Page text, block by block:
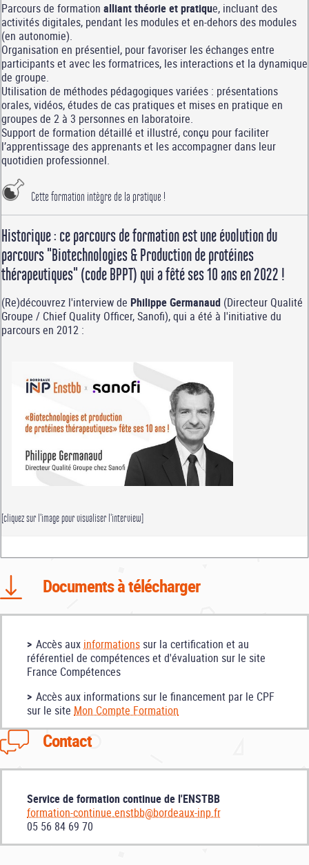
Parcours de formation alliant théorie et pratique, incluant des
activités digitales, pendant les modules et en-dehors des modules
(en autonomie).
Organisation en présentiel, pour favoriser les échanges entre
participants et avec les formatrices, les interactions et la dynamique
de groupe.
Utilisation de méthodes pédagogiques variées : présentations
orales, vidéos, études de cas pratiques et mises en pratique en
groupes de 2 à 3 personnes en laboratoire.
Support de formation détaillé et illustré, conçu pour faciliter
l’apprentissage des apprenants et les accompagner dans leur
quotidien professionnel.
Cette formation intègre de la pratique !
Historique : ce parcours de formation est une évolution du
parcours "Biotechnologies & Production de protéines
thérapeutiques" (code BPPT) qui a fêté ses 10 ans en 2022 !
(Re)découvrez l'interview de Philippe Germanaud (Directeur Qualité
Groupe / Chief Quality Officer, Sanofi), qui a été à l'initiative du
parcours en 2012 :
[cliquez sur l'image pour visualiser l'interview]
Documents à télécharger
Accès aux informations sur la certification et au
référentiel de compétences et d'évaluation sur le site
France Compétences
Accès aux informations sur le financement par le CPF
sur le site Mon Compte Formation
Contact
Service de formation continue de l'ENSTBB
formation-continue.enstbb@bordeaux-inp.fr
05 56 84 69 70